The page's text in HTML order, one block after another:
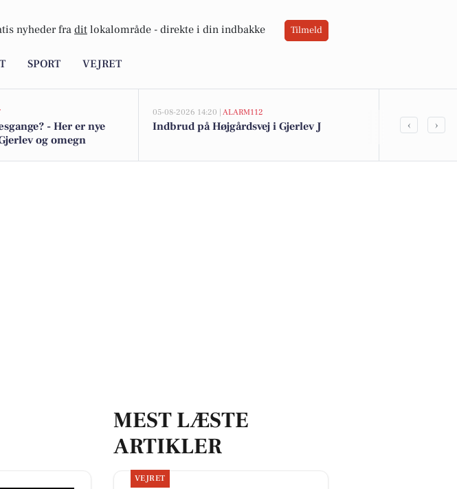
nyheder fra dit lokalområde - direkte i din indbakke Tilmeld
SPORT VEJRET
- Her er nye
og omegn
05-08-2026 14:20 | ALARM112
Indbrud på Højgårdsvej i Gjerlev J
Top 6 over
‹ ›
MEST LÆSTE
ARTIKLER
VEJRET